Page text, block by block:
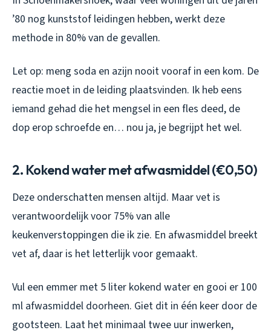
’80 nog kunststof leidingen hebben, werkt deze
methode in 80% van de gevallen.
Let op: meng soda en azijn nooit vooraf in een kom. De
reactie moet in de leiding plaatsvinden. Ik heb eens
iemand gehad die het mengsel in een fles deed, de
dop erop schroefde en… nou ja, je begrijpt het wel.
2. Kokend water met afwasmiddel (€0,50)
Deze onderschatten mensen altijd. Maar vet is
verantwoordelijk voor 75% van alle
keukenverstoppingen die ik zie. En afwasmiddel breekt
vet af, daar is het letterlijk voor gemaakt.
Vul een emmer met 5 liter kokend water en gooi er 100
ml afwasmiddel doorheen. Giet dit in één keer door de
gootsteen. Laat het minimaal twee uur inwerken,